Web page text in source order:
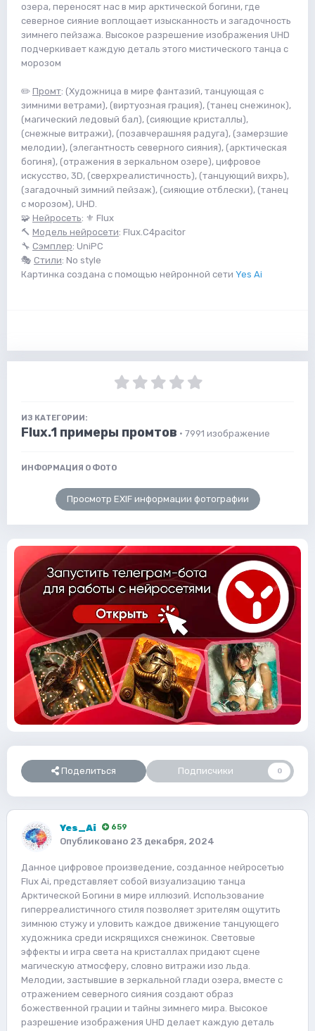
озера, переносят нас в мир арктической богини, где
северное сияние воплощает изысканность и загадочность
зимнего пейзажа. Высокое разрешение изображения UHD
подчеркивает каждую деталь этого мистического танца с
морозом
✏️ Промт: (Художница в мире фантазий, танцующая с
зимними ветрами), (виртуозная грация), (танец снежинок),
(магический ледовый бал), (сияющие кристаллы),
(снежные витражи), (позавчерашняя радуга), (замерзшие
мелодии), (элегантность северного сияния), (арктическая
богиня), (отражения в зеркальном озере), цифровое
искусство, 3D, (сверхреалистичность), (танцующий вихрь),
(загадочный зимний пейзаж), (сияющие отблески), (танец
с морозом), UHD.
🧩 Нейросеть: ⚜️ Flux
🔨 Модель нейросети: Flux.C4pacitor
🔧 Сэмплер: UniPC
🎭 Стили: No style
Картинка создана с помощью нейронной сети Yes Ai
ИЗ КАТЕГОРИИ:
Flux.1 примеры промтов · 7991 изображение
ИНФОРМАЦИЯ О ФОТО
Просмотр EXIF информации фотографии
Поделиться Подписчики 0
Yes_Ai 659
Опубликовано 23 декабря, 2024
Данное цифровое произведение, созданное нейросетью
Flux Ai, представляет собой визуализацию танца
Арктической Богини в мире иллюзий. Использование
гиперреалистичного стиля позволяет зрителям ощутить
зимнюю стужу и уловить каждое движение танцующего
художника среди искрящихся снежинок. Световые
эффекты и игра света на кристаллах придают сцене
магическую атмосферу, словно витражи изо льда.
Мелодии, застывшие в зеркальной глади озера, вместе с
отражением северного сияния создают образ
божественной грации и тайны зимнего мира. Высокое
разрешение изображения UHD делает каждую деталь